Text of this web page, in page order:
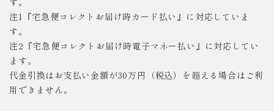
注1『宅急便コレクトお届け時カード払い』に対応していま
す。
注2『宅急便コレクトお届け時電子マネー払い』に対応してい
ます。
代金引換はお支払い金額が30万円（税込）を超える場合はご利
用できません。